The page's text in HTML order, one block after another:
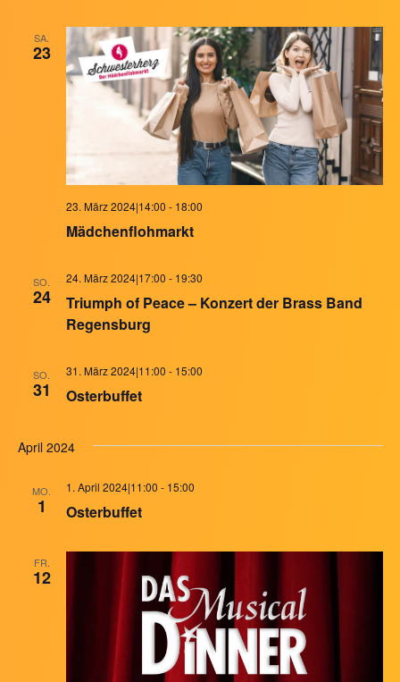
SA.
23
Mädchenflohmarkt
23. März 2024|14:00 - 18:00
SO.
24
Triumph of Peace – Konzert der Brass Band
Regensburg
24. März 2024|17:00 - 19:30
SO.
31 Osterbuffet
31. März 2024|11:00 - 15:00
April 2024
MO.
1 Osterbuffet
1. April 2024|11:00 - 15:00
FR.
12